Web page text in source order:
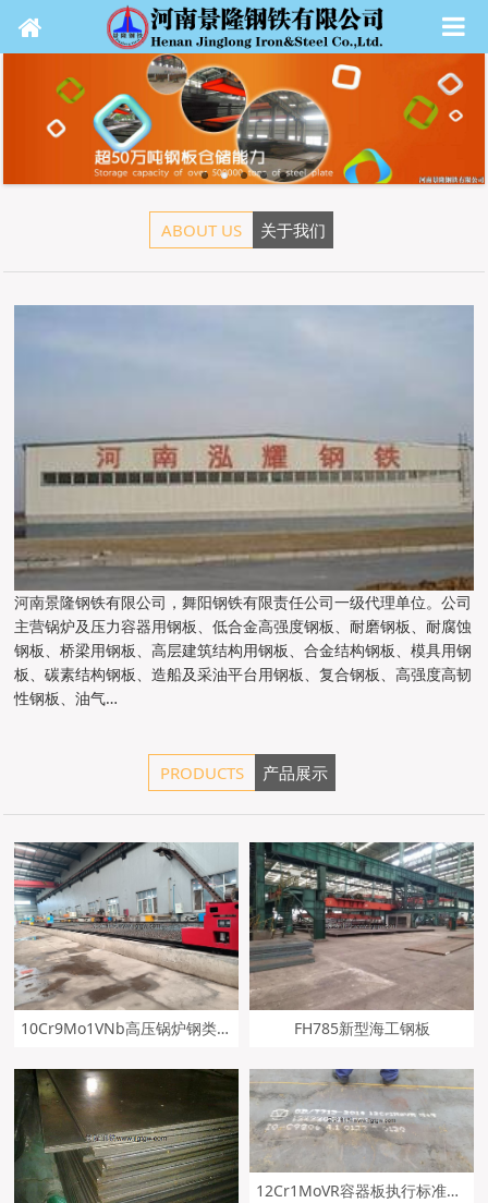
ABOUT US 关于我们
河南景隆钢铁有限公司，舞阳钢铁有限责任公司一级代理单位。公司
主营锅炉及压力容器用钢板、低合金高强度钢板、耐磨钢板、耐腐蚀
钢板、桥梁用钢板、高层建筑结构用钢板、合金结构钢板、模具用钢
板、碳素结构钢板、造船及采油平台用钢板、复合钢板、高强度高韧
性钢板、油气…
PRODUCTS 产品展示
10Cr9Mo1VNb高压锅炉钢类似P91钢板 FH785新型海工钢板
12Cr1MoVR容器板执行标准及交货状态